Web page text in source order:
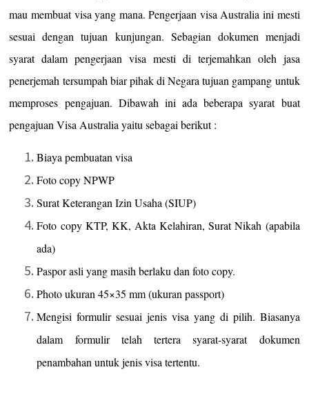
mau membuat visa yang mana. Pengerjaan visa Australia ini mesti
sesuai dengan tujuan kunjungan. Sebagian dokumen menjadi
syarat dalam pengerjaan visa mesti di terjemahkan oleh jasa
penerjemah tersumpah biar pihak di Negara tujuan gampang untuk
memproses pengajuan. Dibawah ini ada beberapa syarat buat
pengajuan Visa Australia yaitu sebagai berikut :
Biaya pembuatan visa
Foto copy NPWP
Surat Keterangan Izin Usaha (SIUP)
Foto copy KTP, KK, Akta Kelahiran, Surat Nikah (apabila
ada)
Paspor asli yang masih berlaku dan foto copy.
Photo ukuran 45×35 mm (ukuran passport)
Mengisi formulir sesuai jenis visa yang di pilih. Biasanya
dalam formulir telah tertera syarat-syarat dokumen
penambahan untuk jenis visa tertentu.